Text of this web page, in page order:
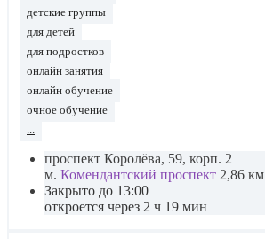
детские группы
для детей
для подростков
онлайн занятия
онлайн обучение
очное обучение
проспект Королёва, 59, корп. 2
м. Комендантский проспект 2,86 км
Закрыто до 13:00
откроется через 2 ч 19 мин